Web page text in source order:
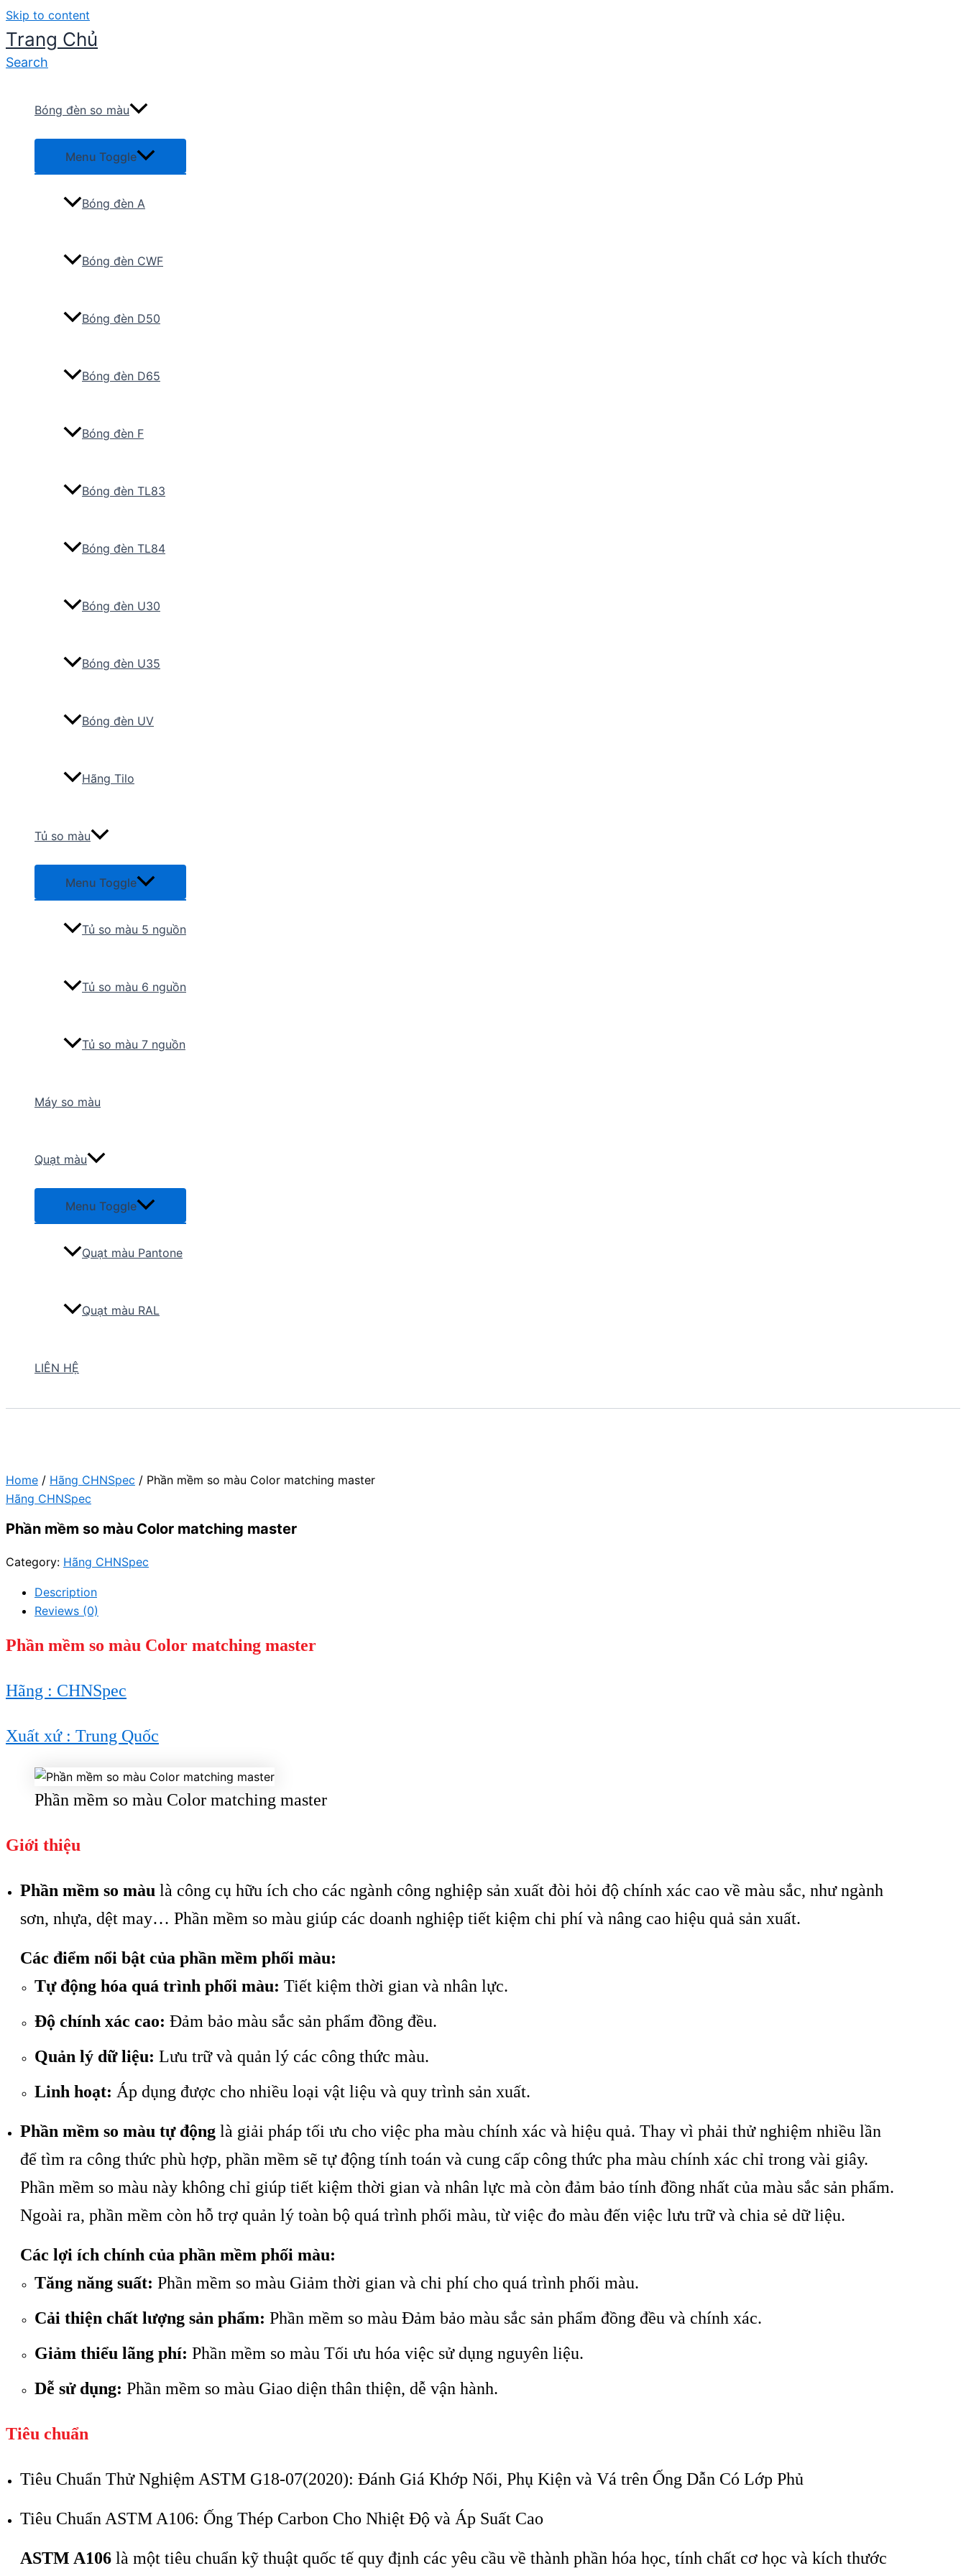
Skip to content
Trang Chủ
Search
Bóng đèn so màu
Menu Toggle
Bóng đèn A
Bóng đèn CWF
Bóng đèn D50
Bóng đèn D65
Bóng đèn F
Bóng đèn TL83
Bóng đèn TL84
Bóng đèn U30
Bóng đèn U35
Bóng đèn UV
Hãng Tilo
Tủ so màu
Menu Toggle
Tủ so màu 5 nguồn
Tủ so màu 6 nguồn
Tủ so màu 7 nguồn
Máy so màu
Quạt màu
Menu Toggle
Quạt màu Pantone
Quạt màu RAL
LIÊN HỆ
Home / Hãng CHNSpec / Phần mềm so màu Color matching master
Hãng CHNSpec
Phần mềm so màu Color matching master
Category: Hãng CHNSpec
Description
Reviews (0)
Phần mềm so màu Color matching master
Hãng : CHNSpec
Xuất xứ : Trung Quốc
Phần mềm so màu Color matching master
Giới thiệu
Phần mềm so màu là công cụ hữu ích cho các ngành công nghiệp sản xuất đòi hỏi độ chính xác cao về màu sắc, như ngành
sơn, nhựa, dệt may… Phần mềm so màu giúp các doanh nghiệp tiết kiệm chi phí và nâng cao hiệu quả sản xuất.
Các điểm nổi bật của phần mềm phối màu:
Tự động hóa quá trình phối màu: Tiết kiệm thời gian và nhân lực.
Độ chính xác cao: Đảm bảo màu sắc sản phẩm đồng đều.
Quản lý dữ liệu: Lưu trữ và quản lý các công thức màu.
Linh hoạt: Áp dụng được cho nhiều loại vật liệu và quy trình sản xuất.
Phần mềm so màu tự động là giải pháp tối ưu cho việc pha màu chính xác và hiệu quả. Thay vì phải thử nghiệm nhiều lần
để tìm ra công thức phù hợp, phần mềm sẽ tự động tính toán và cung cấp công thức pha màu chính xác chỉ trong vài giây.
Phần mềm so màu này không chỉ giúp tiết kiệm thời gian và nhân lực mà còn đảm bảo tính đồng nhất của màu sắc sản phẩm.
Ngoài ra, phần mềm còn hỗ trợ quản lý toàn bộ quá trình phối màu, từ việc đo màu đến việc lưu trữ và chia sẻ dữ liệu.
Các lợi ích chính của phần mềm phối màu:
Tăng năng suất: Phần mềm so màu Giảm thời gian và chi phí cho quá trình phối màu.
Cải thiện chất lượng sản phẩm: Phần mềm so màu Đảm bảo màu sắc sản phẩm đồng đều và chính xác.
Giảm thiểu lãng phí: Phần mềm so màu Tối ưu hóa việc sử dụng nguyên liệu.
Dễ sử dụng: Phần mềm so màu Giao diện thân thiện, dễ vận hành.
Tiêu chuẩn
Tiêu Chuẩn Thử Nghiệm ASTM G18-07(2020): Đánh Giá Khớp Nối, Phụ Kiện và Vá trên Ống Dẫn Có Lớp Phủ
Tiêu Chuẩn ASTM A106: Ống Thép Carbon Cho Nhiệt Độ và Áp Suất Cao
ASTM A106 là một tiêu chuẩn kỹ thuật quốc tế quy định các yêu cầu về thành phần hóa học, tính chất cơ học và kích thước